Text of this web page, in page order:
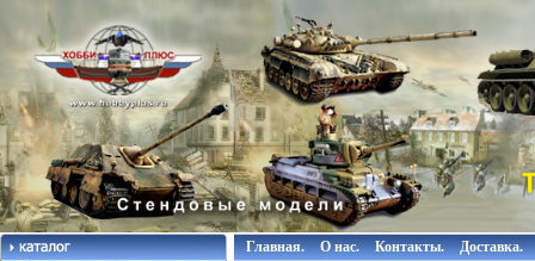
Главная. О нас. Контакты. Доставка.